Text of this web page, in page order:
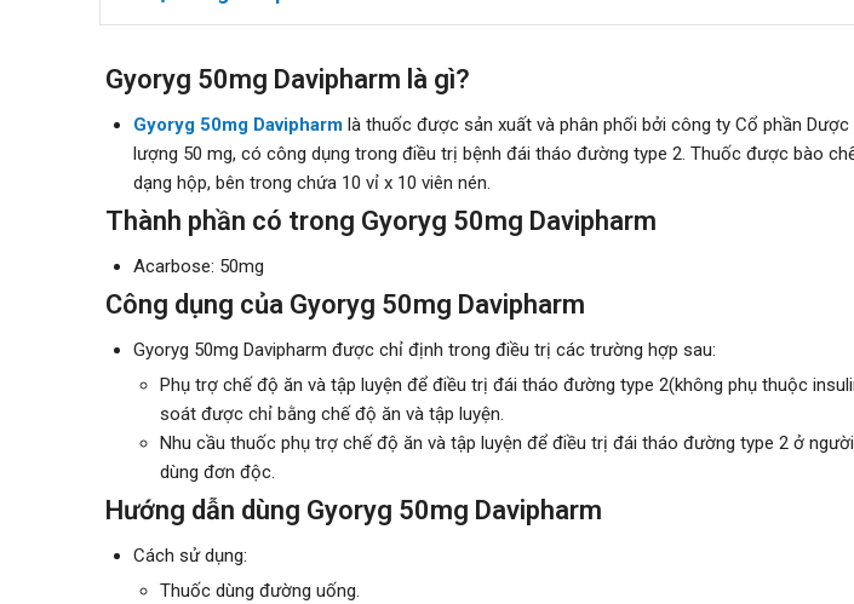
Gyoryg 50mg Davipharm là gì?
Gyoryg 50mg Davipharm là thuốc được sản xuất và phân phối bởi công ty Cổ phần
lượng 50 mg, có công dụng trong điều trị bệnh đái tháo đường type 2. Thuốc được bào
dạng hộp, bên trong chứa 10 vỉ x 10 viên nén.
Thành phần có trong Gyoryg 50mg Davipharm
Acarbose: 50mg
Công dụng của Gyoryg 50mg Davipharm
Gyoryg 50mg Davipharm được chỉ định trong điều trị các trường hợp sau:
Phụ trợ chế độ ăn và tập luyện để điều trị đái tháo đường type 2(không phụ thuộc
soát được chỉ bằng chế độ ăn và tập luyện.
Nhu cầu thuốc phụ trợ chế độ ăn và tập luyện để điều trị đái tháo đường type 2 ở
dùng đơn độc.
Hướng dẫn dùng Gyoryg 50mg Davipharm
Cách sử dụng:
Thuốc dùng đường uống.